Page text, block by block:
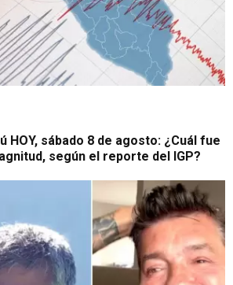
HOY, sábado 8 de agosto: ¿Cuál fue
según el reporte del IGP?